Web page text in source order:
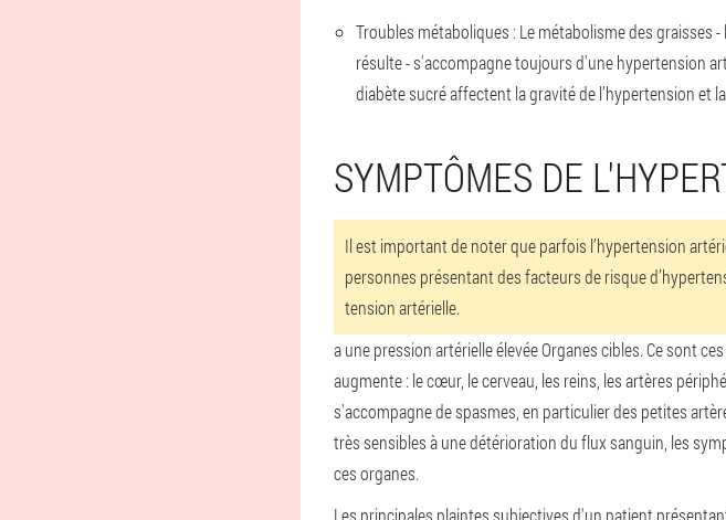
Troubles métaboliques : Le métabolisme des
résulte - s'accompagne toujours d'une hypertension
diabète sucré affectent la gravité de l’hypertension et
SYMPTÔMES DE
Il est important de noter que parfois l’hypertension
personnes présentant des facteurs de risque
tension artérielle.
a une pression artérielle élevéeOrganes cibles. Ce sont
augmente : le cœur, le cerveau, les reins, les artères
s'accompagne de spasmes, en particulier des petites
très sensibles à une détérioration du flux sanguin, les
ces organes.
Les principales plaintes subjectives d'un patient